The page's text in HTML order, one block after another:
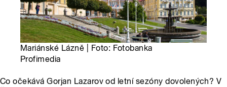
Mariánské Lázně | Foto: Fotobanka
Profimedia
Co očekává Gorjan Lazarov od letní sezóny dovolených? V